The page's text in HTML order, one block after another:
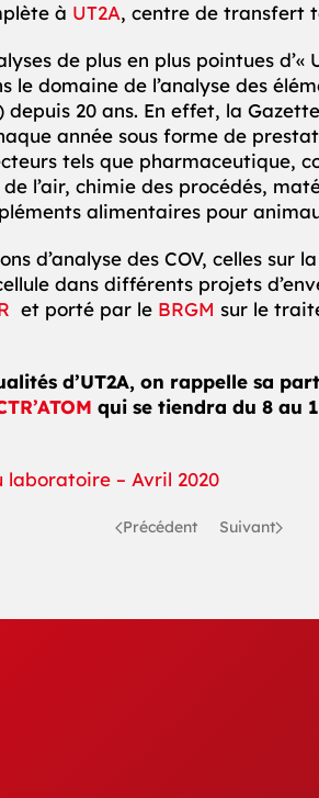
à UT2A, centre de transfert
de plus en plus pointues
le domaine de l’analyse des
20 ans. En effet, la
année sous forme de
tels que pharmaceutique,
l’air, chimie des procédés,
alimentaires pour
d’analyse des COV, celles
dans différents projets
et porté par le BRGM sur le
d’UT2A, on rappelle sa
qui se tiendra du 8 au
– Avril 2020
Précédent Suivant